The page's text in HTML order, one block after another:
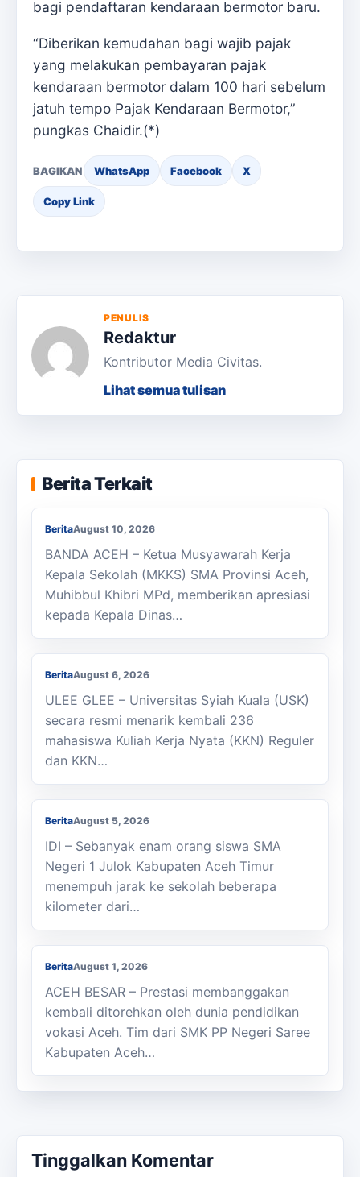
bagi pendaftaran kendaraan bermotor baru.
“Diberikan kemudahan bagi wajib pajak
yang melakukan pembayaran pajak
kendaraan bermotor dalam 100 hari sebelum
jatuh tempo Pajak Kendaraan Bermotor,”
pungkas Chaidir.(*)
BAGIKAN WhatsApp Facebook X
Copy Link
PENULIS
Redaktur
Kontributor Media Civitas.
Lihat semua tulisan
Berita Terkait
Ketua MKKS SMA Provinsi Aceh Berikan
Apresiasi Kepada Murthalamuddin
BeritaAugust 10, 2026
BANDA ACEH – Ketua Musyawarah Kerja
Kepala Sekolah (MKKS) SMA Provinsi Aceh,
Muhibbul Khibri MPd, memberikan apresiasi
kepada Kepala Dinas…
KKN Usai, KOSI USK Apresiasi Dukungan
Masyarakat Bandar Dua
BeritaAugust 6, 2026
ULEE GLEE – Universitas Syiah Kuala (USK)
secara resmi menarik kembali 236
mahasiswa Kuliah Kerja Nyata (KKN) Reguler
dan KKN…
Berjalan Kaki ke Sekolah, Enam Siswa
SMAN 1 Julok Butuh Sepeda
BeritaAugust 5, 2026
IDI – Sebanyak enam orang siswa SMA
Negeri 1 Julok Kabupaten Aceh Timur
menempuh jarak ke sekolah beberapa
kilometer dari…
Membanggakan, Siswa SMK PPN Saree
Raih Juara LKS Nasional 2026
BeritaAugust 1, 2026
ACEH BESAR – Prestasi membanggakan
kembali ditorehkan oleh dunia pendidikan
vokasi Aceh. Tim dari SMK PP Negeri Saree
Kabupaten Aceh…
Tinggalkan Komentar